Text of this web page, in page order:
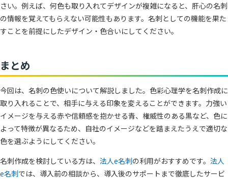
さい。例えば、何色も取り入れてデザインが複雑になると、肝心の名刺
の情報を覚えてもらえない可能性もあります。名刺としての機能を果た
すことを前提にしたデザイン・色合いにしてください。
まとめ
今回は、名刺の色使いについて解説しました。色彩心理学を名刺作成に
取り入れることで、相手に与える印象を変えることができます。力強い
イメージを与える赤や信頼感を抱かせる青、権威性のある黒など、色に
よって特徴が異なるため、自社のイメージなどを踏まえたうえで適切な
色を選ぶようにしてください。
名刺作成を検討している方は、 法人e名刺の利用がおすすめです。 法人
e名刺では、導入前の相談から、導入後のサポートまで徹底したサービ